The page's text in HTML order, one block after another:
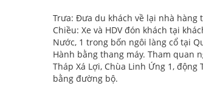
Trưa: Đưa du khách về lại nhà
Chiều: Xe và HDV đón khách tại
Nước, 1 trong bốn ngôi làng cổ tại
Hành bằng thang máy. Tham quan
Tháp Xá Lợi, Chùa Linh Ứng 1, động
bằng đường bộ.